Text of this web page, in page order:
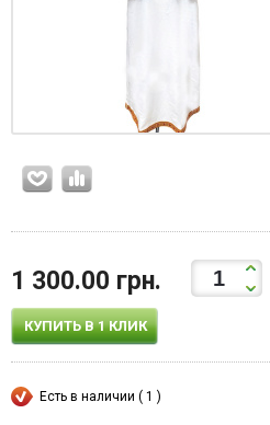
1 300.00 грн.
КУПИТЬ В 1 КЛИК
Есть в наличии ( 1 )